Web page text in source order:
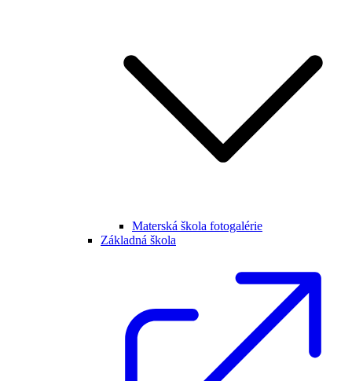
Materská škola fotogalérie
Základná škola